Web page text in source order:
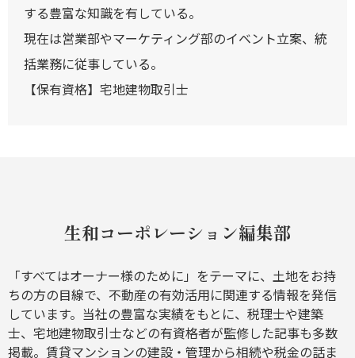
する豊富な知識を有している。
現在は営業部やマーケティング部のイベント立案、統
括業務に従事している。
【保有資格】宅地建物取引士
生和コーポレーション編集部
「すべてはオーナー様のために」をテーマに、土地をお持
ちの方の目線で、不動産の有効活用に関連する情報を発信
しています。当社の豊富な実績をもとに、税理士や建築
士、宅地建物取引士などの有資格者が監修した記事も多数
掲載。賃貸マンションの建設・管理から相続や税金の話ま